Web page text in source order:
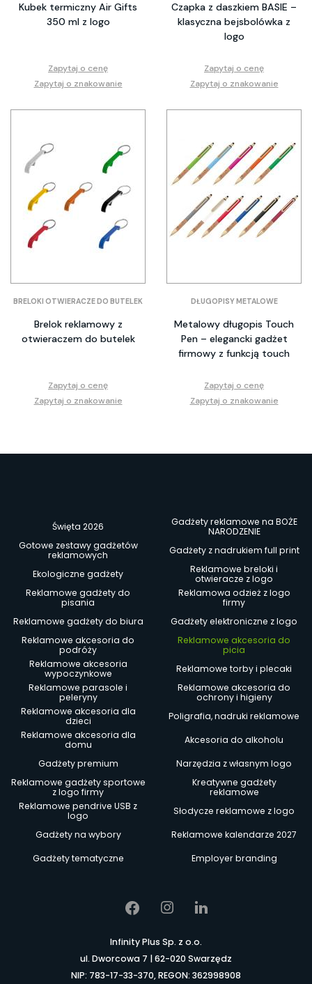
Kubek termiczny Air Gifts
350 ml z logo
Zapytaj o cenę
Zapytaj o znakowanie
Czapka z daszkiem BASIE –
klasyczna bejsbolówka z
logo
Zapytaj o cenę
Zapytaj o znakowanie
BRELOKI OTWIERACZE DO BUTELEK
Brelok reklamowy z
otwieraczem do butelek
Zapytaj o cenę
Zapytaj o znakowanie
DŁUGOPISY METALOWE
Metalowy długopis Touch
Pen – elegancki gadżet
firmowy z funkcją touch
Zapytaj o cenę
Zapytaj o znakowanie
Święta 2026
Gadżety reklamowe na BOŻE
NARODZENIE
Gotowe zestawy gadżetów
reklamowych
Gadżety z nadrukiem full print
Ekologiczne gadżety
Reklamowe breloki i
otwieracze z logo
Reklamowe gadżety do
pisania
Reklamowa odzież z logo
firmy
Reklamowe gadżety do biura
Gadżety elektroniczne z logo
Reklamowe akcesoria do
podróży
Reklamowe akcesoria do
picia
Reklamowe akcesoria
wypoczynkowe
Reklamowe torby i plecaki
Reklamowe parasole i
peleryny
Reklamowe akcesoria do
ochrony i higieny
Reklamowe akcesoria dla
dzieci
Poligrafia, nadruki reklamowe
Reklamowe akcesoria dla
domu
Akcesoria do alkoholu
Gadżety premium
Narzędzia z własnym logo
Reklamowe gadżety sportowe
z logo firmy
Kreatywne gadżety
reklamowe
Reklamowe pendrive USB z
logo
Słodycze reklamowe z logo
Gadżety na wybory
Reklamowe kalendarze 2027
Gadżety tematyczne
Employer branding
Infinity Plus Sp. z o.o.
ul. Dworcowa 7 | 62-020 Swarzędz
NIP: 783-17-33-370, REGON: 362998908